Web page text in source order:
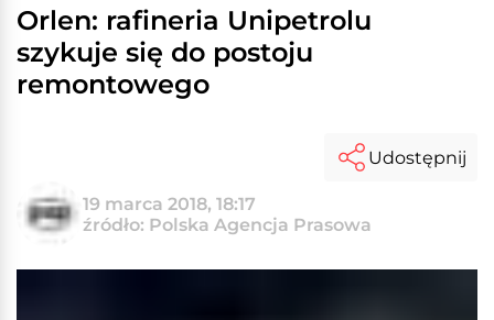
Orlen: rafineria Unipetrolu
szykuje się do postoju
remontowego
19 marca 2018, 18:17
źródło: Polska Agencja Prasowa
Udostępnij